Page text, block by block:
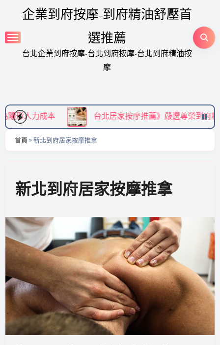
content
企業到府按摩-到府精油舒壓首
選推薦
台北企業到府按摩-台北到府按摩-台北到府精油按
摩
台北居家按摩推薦》嚴選尊榮到府精油 SPA，享受免
首頁 »新北到府居家按摩推拿
新北到府居家按摩推拿